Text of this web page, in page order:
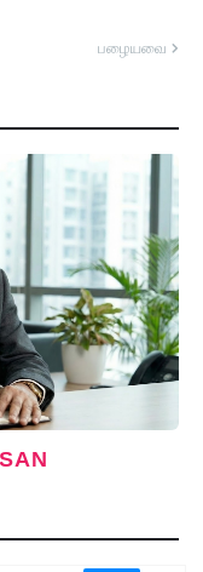
பழையவை